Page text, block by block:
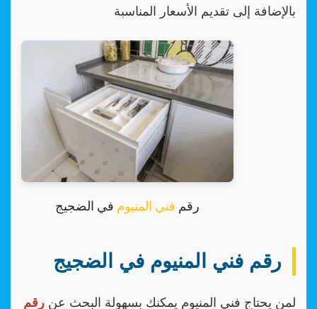
بالإضافة إلى تقديم الأسعار المناسبة
رقم فني المنيوم في الضجيج
رقم فني المنيوم في الضجيج
لمن يحتاج فني المنيوم يمكنك بسهولة البحث عن رقم